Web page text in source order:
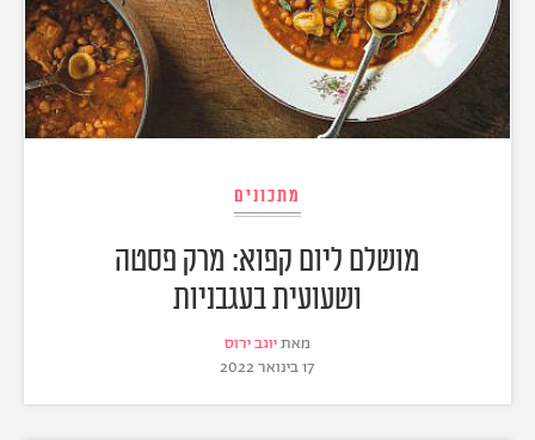
מתכונים
מושלם ליום קפוא: מרק פסטה
ושעועית בעגבניות
מאתיוגב ירוס
17 בינואר 2022